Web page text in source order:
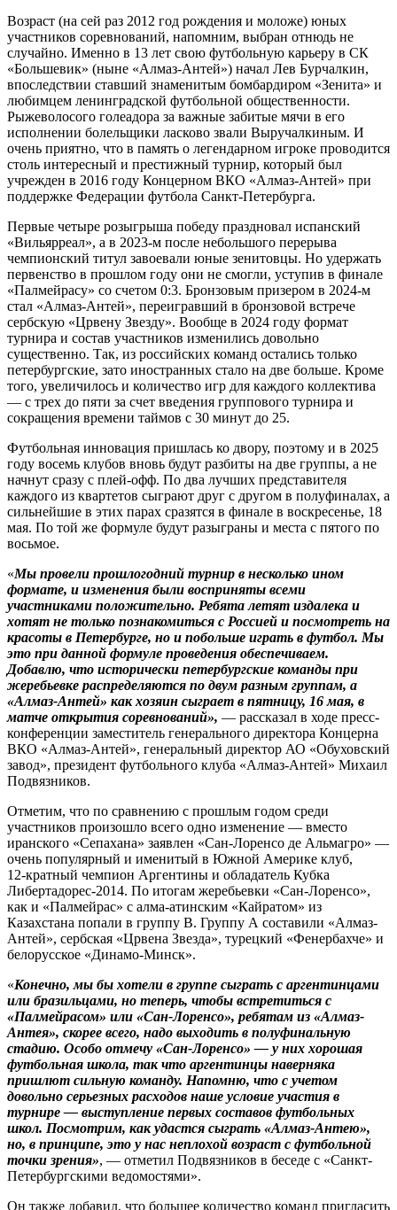
Возраст (на сей раз 2012 год рождения и моложе) юных
участников соревнований, напомним, выбран отнюдь не
случайно. Именно в 13 лет свою футбольную карьеру в СК
«Большевик» (ныне «Алмаз-Антей») начал Лев Бурчалкин,
впоследствии ставший знаменитым бомбардиром «Зенита» и
любимцем ленинградской футбольной общественности.
Рыжеволосого голеадора за важные забитые мячи в его
исполнении болельщики ласково звали Выручалкиным. И
очень приятно, что в память о легендарном игроке проводится
столь интересный и престижный турнир, который был
учрежден в 2016 году Концерном ВКО «Алмаз-Антей» при
поддержке Федерации футбола Санкт-Петербурга.
Первые четыре розыгрыша победу праздновал испанский
«Вильярреал», а в 2023‑м после небольшого перерыва
чемпионский титул завоевали юные зенитовцы. Но удержать
первенство в прошлом году они не смогли, уступив в финале
«Палмейрасу» со счетом 0:3. Бронзовым призером в 2024‑м
стал «Алмаз-Антей», переигравший в бронзовой встрече
сербскую «Црвену Звезду». Вообще в 2024 году формат
турнира и состав участников изменились довольно
существенно. Так, из российских команд остались только
петербургские, зато иностранных стало на две больше. Кроме
того, увеличилось и количество игр для каждого коллектива
— с трех до пяти за счет введения группового турнира и
сокращения времени таймов с 30 минут до 25.
Футбольная инновация пришлась ко двору, поэтому и в 2025
году восемь клубов вновь будут разбиты на две группы, а не
начнут сразу с плей-­офф. По два лучших представителя
каждого из квартетов сыграют друг с другом в полуфиналах, а
сильнейшие в этих парах сразятся в финале в воскресенье, 18
мая. По той же формуле будут разыграны и места с пятого по
восьмое.
«Мы провели прошлогодний турнир в несколько ином
формате, и изменения были восприняты всеми
участниками положительно. Ребята летят издалека и
хотят не только познакомиться с Россией и посмотреть на
красоты в Петербурге, но и побольше играть в футбол. Мы
это при данной формуле проведения обес­печиваем.
Добавлю, что исторически петербургские команды при
жеребьевке распределяются по двум разным группам, а
«Алмаз-Антей» как хозяин сыграет в пятницу, 16 мая, в
матче открытия соревнований», — рассказал в ходе пресс-
конференции заместитель генерального директора Концерна
ВКО «Алмаз-Антей», генеральный директор АО «Обуховский
завод», президент футбольного клуба «Алмаз-Антей» Михаил
Подвязников.
Отметим, что по сравнению с прошлым годом среди
участников произошло всего одно изменение — вмес­то
иранского «Сепахана» заявлен «Сан-Лоренсо де Альмагро» —
очень популярный и именитый в Южной Америке клуб,
12‑кратный чемпион Аргентины и обладатель Кубка
Либертадорес-2014. По итогам жеребьевки «Сан-Лоренсо»,
как и «Палмейрас» с алма-атинским «Кайратом» из
Казахстана попали в группу B. Группу А составили «Алмаз-
Антей», сербская «Црвена Звезда», турецкий «Фенербахче» и
белорусское «Динамо-Минск».
«Конечно, мы бы хотели в группе сыграть с аргентинцами
или бразильцами, но теперь, чтобы встретиться с
«Палмейрасом» или «Сан-Лоренсо», ребятам из «Алмаз-
Антея», скорее всего, надо выходить в полуфинальную
стадию. Особо отмечу «Сан-Лоренсо» — у них хорошая
футбольная школа, так что аргентинцы наверняка
пришлют сильную команду. Напомню, что с учетом
довольно серьезных расходов наше условие участия в
турнире — выступление первых составов футбольных
школ. Посмотрим, как удастся сыграть «Алмаз-Антею»,
но, в принципе, это у нас неплохой возраст с футбольной
точки зрения», — отметил Подвязников в беседе с «Санкт-
Петербургскими ведомостями».
Он также добавил, что большее количество команд пригласить